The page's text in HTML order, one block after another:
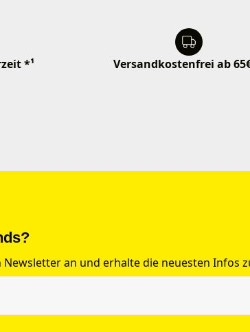
*¹ Versandkostenfrei ab
an und erhalte die neuesten Infos